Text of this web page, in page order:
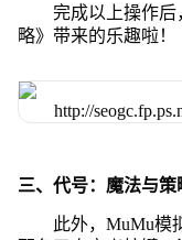
完成以上操作后
略》带来的乐趣啦！
三、代号：魔法与
此外，MuMu模